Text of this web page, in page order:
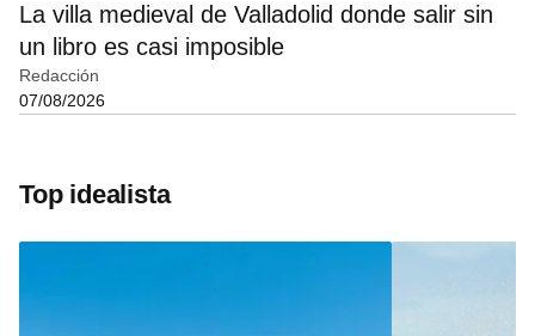
La villa medieval de Valladolid donde salir sin
un libro es casi imposible
Redacción
07/08/2026
Top idealista